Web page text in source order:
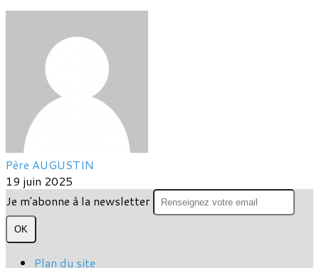
Père AUGUSTIN
19 juin 2025
Je m'abonne à la newsletter
OK
Plan du site